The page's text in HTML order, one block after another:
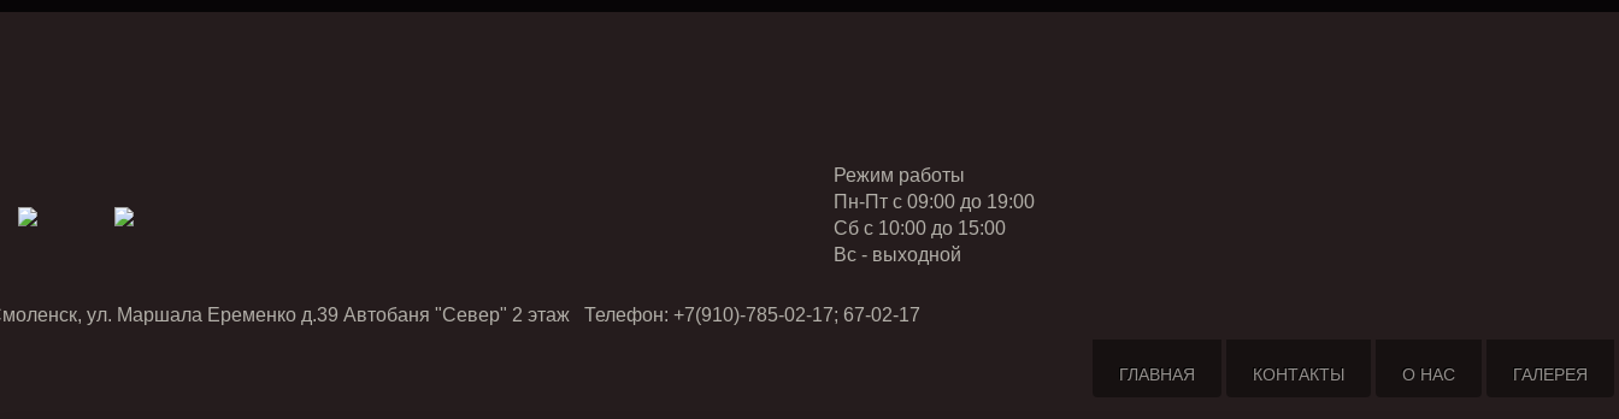
Режим работы
Пн-Пт с 09:00 до 19:00
Cб с 10:00 до 15:00
Вс - выходной
ул. Маршала Еременко д.39 Автобаня "Север" 2 этаж Телефон: +7(910)-785-02-17; 67-02-17
ГЛАВНАЯ КОНТАКТЫ О НАС ГАЛЕРЕЯ